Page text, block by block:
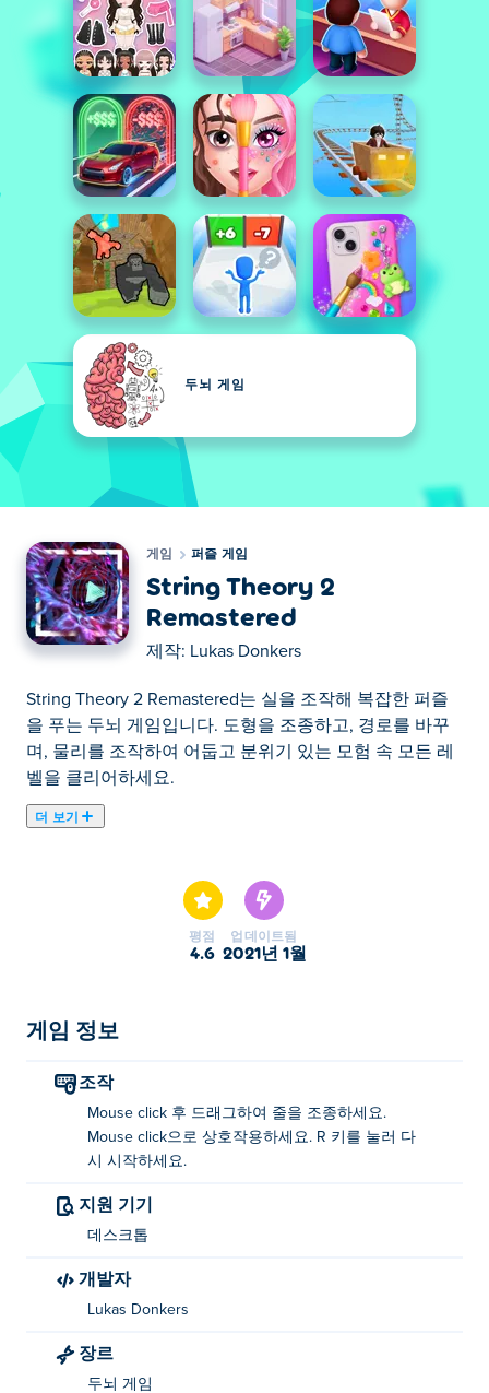
두뇌 게임
게임 퍼즐 게임
String Theory 2
Remastered
제작: Lukas Donkers
String Theory 2 Remastered는 실을 조작해 복잡한 퍼즐
을 푸는 두뇌 게임입니다. 도형을 조종하고, 경로를 바꾸
며, 물리를 조작하여 어둡고 분위기 있는 모험 속 모든 레
벨을 클리어하세요.
더 보기
평점
4.6
업데이트됨
2021년 1월
게임 정보
조작
Mouse click 후 드래그하여 줄을 조종하세요.
Mouse click으로 상호작용하세요. R 키를 눌러 다
시 시작하세요.
지원 기기
데스크톱
개발자
Lukas Donkers
장르
두뇌 게임